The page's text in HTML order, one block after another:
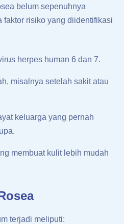
belum sepenuhnya
faktor risiko yang diidentifikasi
herpes human 6 dan 7.
misalnya setelah sakit atau
keluarga yang pernah
membuat kulit lebih mudah
terjadi meliputi: